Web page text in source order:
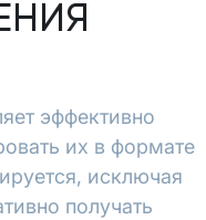
эффективно
их в формате
исключая
получать